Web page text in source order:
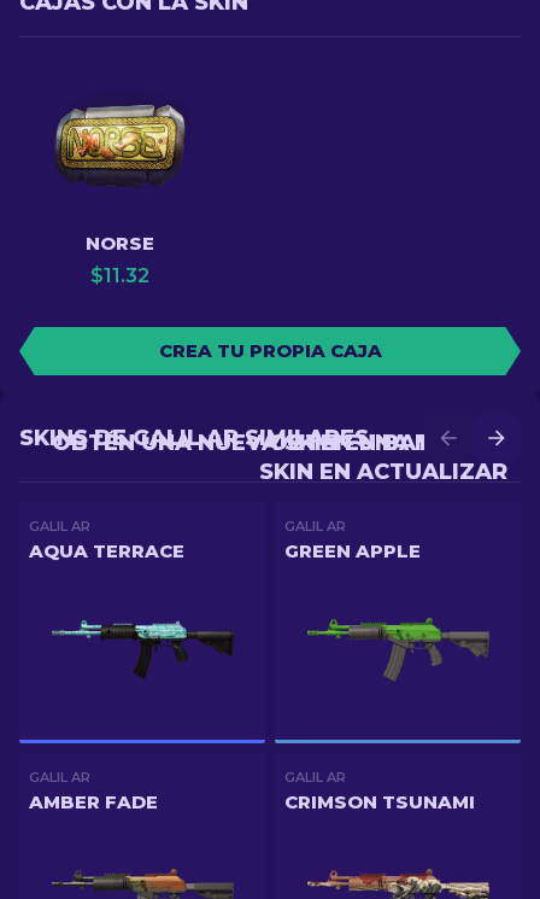
NORSE
$11.32
CREA TU PROPIA CAJA
OBTÉN UNA MEJOR
SKIN EN ACTUALIZAR
OBTÉN UNA NUEVA SKIN EN BATALLA
SKINS DE GALIL AR SIMILARES
GALIL AR
AQUA TERRACE
GALIL AR
GREEN APPLE
GALIL AR
AMBER FADE
GALIL AR
CRIMSON TSUNAMI